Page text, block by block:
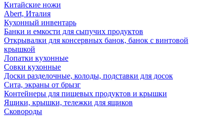
Китайские ножи
Abert, Италия
Кухонный инвентарь
Банки и емкости для сыпучих продуктов
Открывалки для консервных банок, банок с винтовой
крышкой
Лопатки кухонные
Совки кухонные
Доски разделочные, колоды, подставки для досок
Сита, экраны от брызг
Контейнеры для пищевых продуктов и крышки
Ящики, крышки, тележки для ящиков
Сковороды